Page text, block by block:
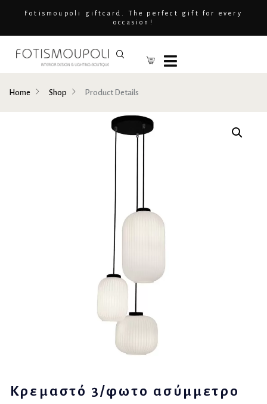
Fotismoupoli giftcard. The perfect gift for every
occasion!
Home Shop Product Details
Κρεμαστό 3/φωτο ασύμμετρο